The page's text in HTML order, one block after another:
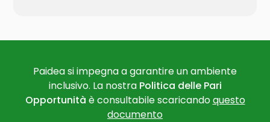
Paidea si impegna a garantire un ambiente
inclusivo. La nostra Politica delle Pari
Opportunità è consultabile scaricandoquesto
documento